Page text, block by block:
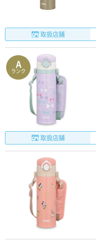
取扱店舗
A
ランク
取扱店舗